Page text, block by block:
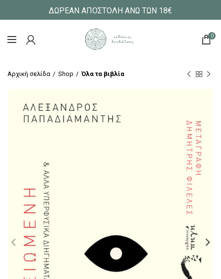
ΔΩΡΕΑΝ ΑΠΟΣΤΟΛΗ ΑΝΩ ΤΩΝ 18€
0
Αρχική σελίδα Shop Όλα τα βιβλία